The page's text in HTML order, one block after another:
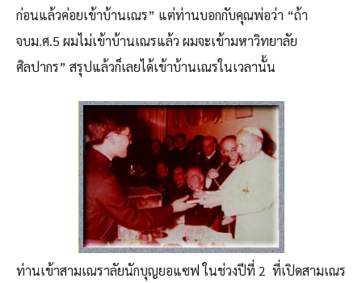
ก่อนแล้วค่อยเข้าบ้านเณร” แต่ท่านบอกกับคุณพ่อว่า “ถ้า
จบม.ศ.5 ผมไม่เข้าบ้านเณรแล้ว ผมจะเข้ามหาวิทยาลัย
ศิลปากร” สรุปแล้วก็เลยได้เข้าบ้านเณรในเวลานั้น
ท่านเข้าสามเณราลัยนักบุญยอแซฟ ในช่วงปีที่ 2 ที่เปิดสามเณร